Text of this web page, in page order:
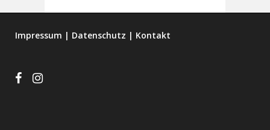
Impressum | Datenschutz | Kontakt